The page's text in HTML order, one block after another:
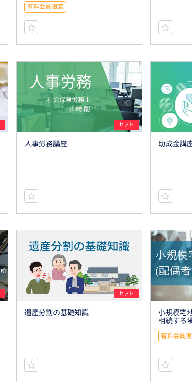
有料会員限定
セット
人事労務講座 助成金講
セット
遺産分割の基礎知識
小規模宅
相続する
有料会員